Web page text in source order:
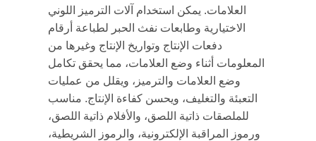
العلامات. يمكن استخدام آلات الترميز اللوني
الاختيارية وطابعات نفث الحبر لطباعة أرقام
دفعات الإنتاج وتواريخ الإنتاج وغيرها من
المعلومات أثناء وضع العلامات، مما يحقق تكامل
وضع العلامات والترميز، ويقلل من عمليات
التعبئة والتغليف، ويحسن كفاءة الإنتاج. مناسب
للملصقات ذاتية اللصق، والأفلام ذاتية اللصق،
ورموز المراقبة الإلكترونية، والرموز الشريطية،